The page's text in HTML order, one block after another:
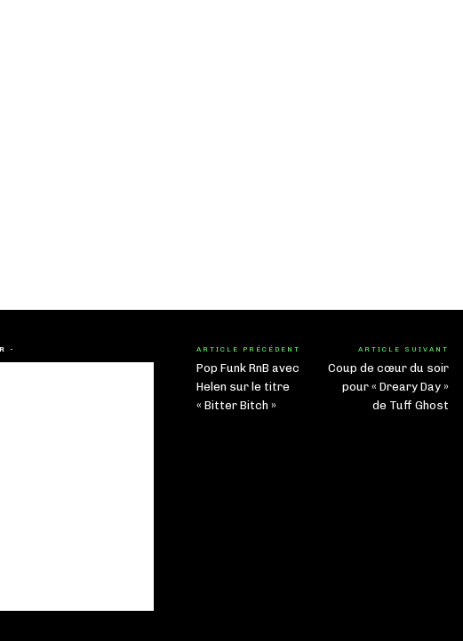
- ARTICLE PRÉCÉDENT
Pop Funk RnB avec
Helen sur le titre
« Bitter Bitch »
ARTICLE SUIVANT
Coup de cœur du soir
pour « Dreary Day »
de Tuff Ghost